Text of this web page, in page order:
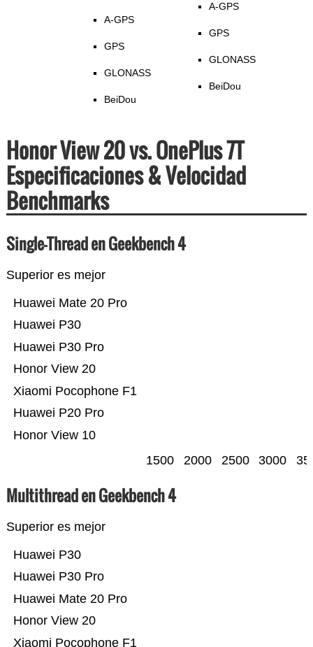
A-GPS
GPS
GLONASS
BeiDou
A-GPS
GPS
GLONASS
BeiDou
Honor View 20 vs. OnePlus 7T
Especificaciones & Velocidad
Benchmarks
Single-Thread en Geekbench 4
Superior es mejor
Honor View 10
Huawei P20 Pro
Xiaomi Pocophone F1
Honor View 20
Huawei P30 Pro
Huawei P30
Huawei Mate 20 Pro
1500 2000 2500 3000
Multithread en Geekbench 4
Superior es mejor
Xiaomi Pocophone F1
Honor View 20
Huawei Mate 20 Pro
Huawei P30 Pro
Huawei P30